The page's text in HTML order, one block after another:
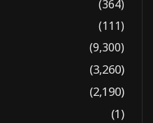
(364)
(111)
(9,300)
(3,260)
(2,190)
(1)